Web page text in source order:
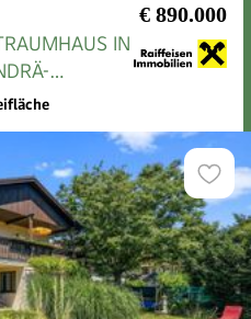
€ 890.000
IN